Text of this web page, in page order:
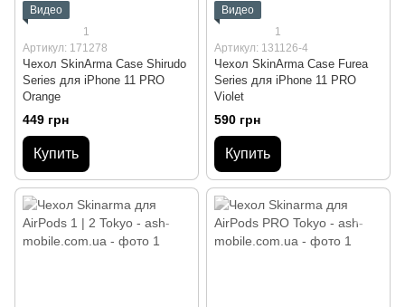
Видео
1
Артикул: 171278
Чехол SkinArma Case Shirudo
Series для iPhone 11 PRO
Orange
449 грн
Купить
Видео
1
Артикул: 131126-4
Чехол SkinArma Case Furea
Series для iPhone 11 PRO
Violet
590 грн
Купить